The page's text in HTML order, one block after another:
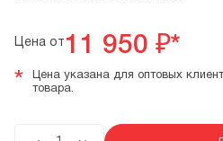
Цена от 11 950 ₽*
*
Цена указана для оптовых
товара.